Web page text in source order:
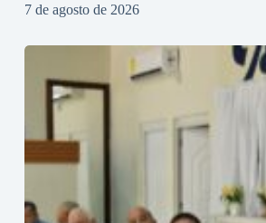
7 de agosto de 2026